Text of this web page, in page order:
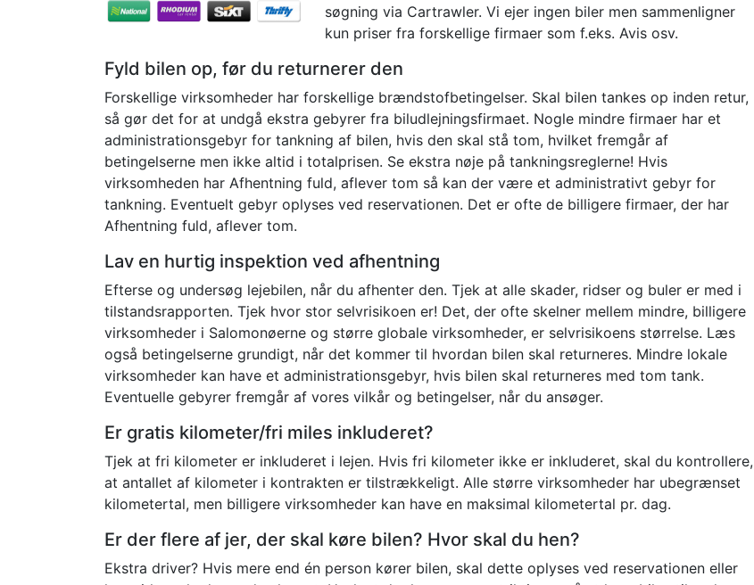
søgning via Cartrawler. Vi ejer ingen biler men sammenligner
kun priser fra forskellige firmaer som f.eks. Avis osv.
Fyld bilen op, før du returnerer den
Forskellige virksomheder har forskellige brændstofbetingelser. Skal bilen tankes op inden retur,
så gør det for at undgå ekstra gebyrer fra biludlejningsfirmaet. Nogle mindre firmaer har et
administrationsgebyr for tankning af bilen, hvis den skal stå tom, hvilket fremgår af
betingelserne men ikke altid i totalprisen. Se ekstra nøje på tankningsreglerne! Hvis
virksomheden har Afhentning fuld, aflever tom så kan der være et administrativt gebyr for
tankning. Eventuelt gebyr oplyses ved reservationen. Det er ofte de billigere firmaer, der har
Afhentning fuld, aflever tom.
Lav en hurtig inspektion ved afhentning
Efterse og undersøg lejebilen, når du afhenter den. Tjek at alle skader, ridser og buler er med i
tilstandsrapporten. Tjek hvor stor selvrisikoen er! Det, der ofte skelner mellem mindre, billigere
virksomheder i Salomonøerne og større globale virksomheder, er selvrisikoens størrelse. Læs
også betingelserne grundigt, når det kommer til hvordan bilen skal returneres. Mindre lokale
virksomheder kan have et administrationsgebyr, hvis bilen skal returneres med tom tank.
Eventuelle gebyrer fremgår af vores vilkår og betingelser, når du ansøger.
Er gratis kilometer/fri miles inkluderet?
Tjek at fri kilometer er inkluderet i lejen. Hvis fri kilometer ikke er inkluderet, skal du kontrollere,
at antallet af kilometer i kontrakten er tilstrækkeligt. Alle større virksomheder har ubegrænset
kilometertal, men billigere virksomheder kan have en maksimal kilometertal pr. dag.
Er der flere af jer, der skal køre bilen? Hvor skal du hen?
Ekstra driver? Hvis mere end én person kører bilen, skal dette oplyses ved reservationen eller